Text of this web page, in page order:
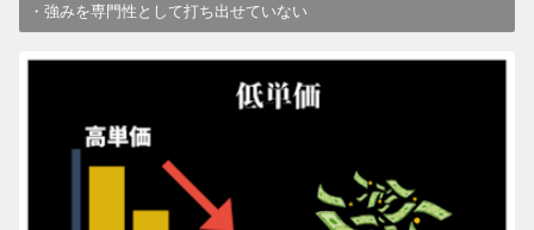
・強みを専門性として打ち出せていない